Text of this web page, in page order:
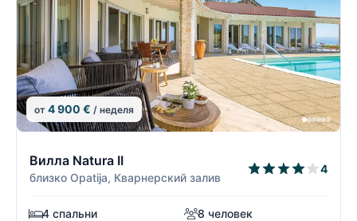
от 4 900 € / неделя
Вилла Natura II
близко Opatija, Кварнерский залив
4
4 спальни
8 человек